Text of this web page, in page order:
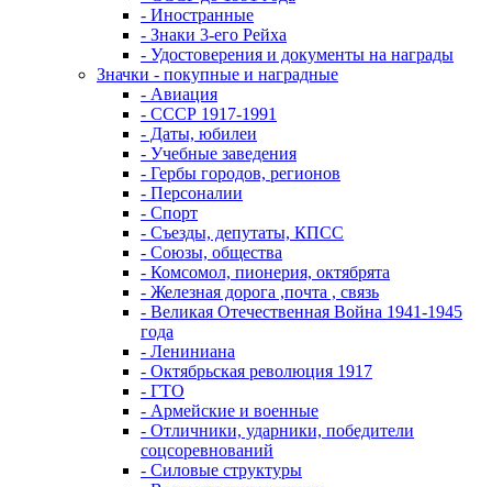
- Иностранные
- Знаки 3-его Рейха
- Удостоверения и документы на награды
Значки - покупные и наградные
- Авиация
- СССР 1917-1991
- Даты, юбилеи
- Учебные заведения
- Гербы городов, регионов
- Персоналии
- Спорт
- Съезды, депутаты, КПСС
- Союзы, общества
- Комсомол, пионерия, октябрята
- Железная дорога ,почта , связь
- Великая Отечественная Война 1941-1945
года
- Лениниана
- Октябрьская революция 1917
- ГТО
- Армейские и военные
- Отличники, ударники, победители
соцсоревнований
- Силовые структуры